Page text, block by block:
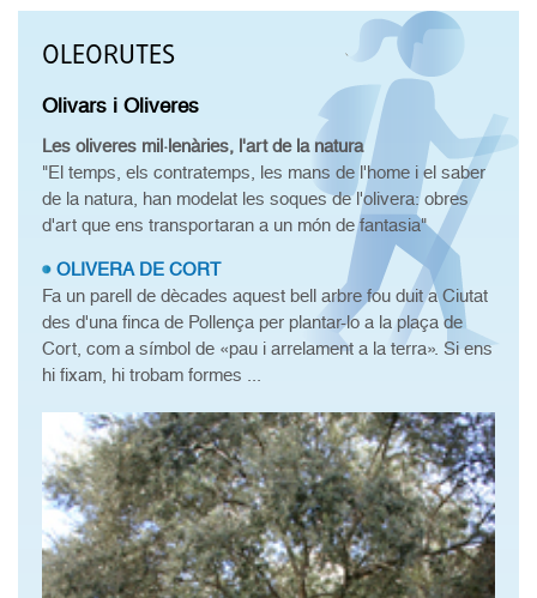
OLEORUTES
Olivars i Oliveres
Les oliveres mil·lenàries, l'art de la natura
"El temps, els contratemps, les mans de l'home i el saber
de la natura, han modelat les soques de l'olivera: obres
d'art que ens transportaran a un món de fantasia"
OLIVERA DE CORT
Fa un parell de dècades aquest bell arbre fou duit a Ciutat
des d'una finca de Pollença per plantar-lo a la plaça de
Cort, com a símbol de «pau i arrelament a la terra». Si ens
hi fixam, hi trobam formes ...